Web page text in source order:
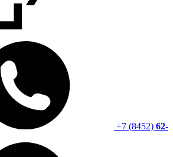
+7 (8452) 62-